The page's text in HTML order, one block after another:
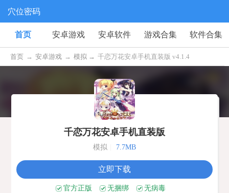
穴位密码
首页 安卓游戏 安卓软件 游戏合集 软件合集
首页 → 安卓游戏 → 模拟 → 千恋万花安卓手机直装版 v4.1.4
千恋万花安卓手机直装版
模拟 7.7MB
立即下载
官方正版 无捆绑 无病毒